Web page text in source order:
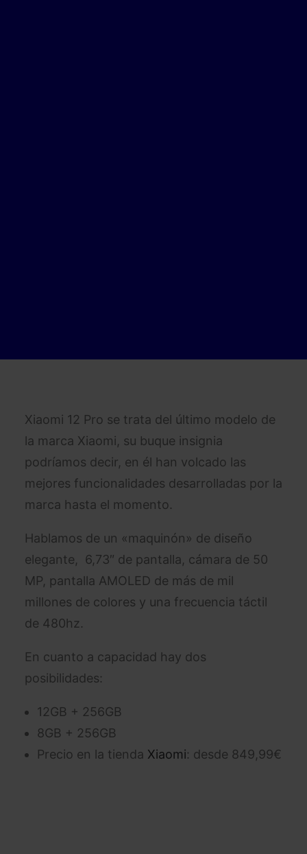
Xiaomi 12 Pro se trata del último modelo de
la marca Xiaomi, su buque insignia
podríamos decir, en él han volcado las
mejores funcionalidades desarrolladas por la
marca hasta el momento.
Hablamos de un «maquinón» de diseño
elegante, 6,73″ de pantalla, cámara de 50
MP, pantalla AMOLED de más de mil
millones de colores y una frecuencia táctil
de 480hz.
En cuanto a capacidad hay dos
posibilidades:
12GB + 256GB
8GB + 256GB
Precio en la tienda Xiaomi: desde 849,99€